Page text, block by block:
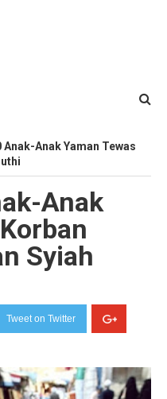
Anak-Anak Yaman Tewas
Anak
Syiah
Tweet on Twitter